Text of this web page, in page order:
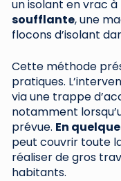
un isolant en vrac à
soufflante, une
flocons d’isolant
Cette méthode
pratiques.
via une trappe
notamment
prévue. En
peut couvrir toute
réaliser de gros
habitants.